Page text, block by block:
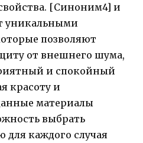
[Синоним4] и
уникальными
позволяют
от внешнего шума,
и спокойный
красоту и
материалы
выбрать
для каждого случая